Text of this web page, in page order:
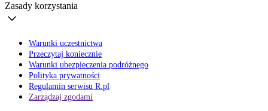
Zasady korzystania
Warunki uczestnictwa
Przeczytaj koniecznie
Warunki ubezpieczenia podróżnego
Polityka prywatności
Regulamin serwisu R.pl
Zarządzaj zgodami